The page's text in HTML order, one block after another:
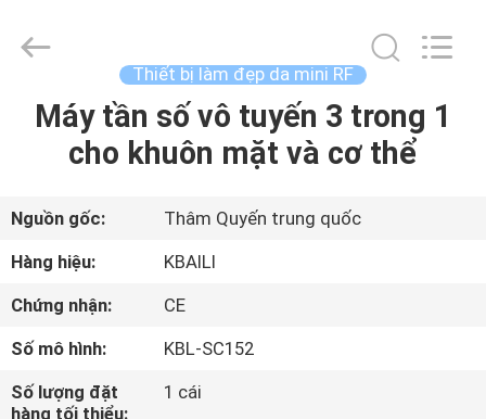
TRANG
CÁC
SẢN
PHẨM
VỀ
CHÚNG
riêng
Copyright
All
Rights
Thiết bị làm đẹp da mini RF
Máy tần số vô tuyến 3 trong 1
cho khuôn mặt và cơ thể
Nguồn gốc:
Thâm Quyến trung quốc
Hàng hiệu:
KBAILI
Chứng nhận:
CE
Số mô hình:
KBL-SC152
Số lượng đặt
hàng tối thiểu:
1 cái